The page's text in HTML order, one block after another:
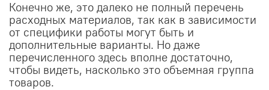
Конечно же, это далеко не полный перечень
расходных материалов, так как в зависимости
от специфики работы могут быть и
дополнительные варианты. Но даже
перечисленного здесь вполне достаточно,
чтобы видеть, насколько это объемная группа
товаров.